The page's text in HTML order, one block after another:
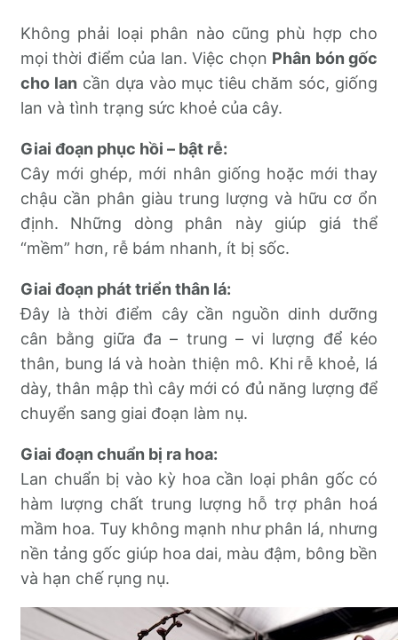
Không phải loại phân nào cũng phù hợp cho
mọi thời điểm của lan. Việc chọn Phân bón gốc
cho lan cần dựa vào mục tiêu chăm sóc, giống
lan và tình trạng sức khoẻ của cây.
Giai đoạn phục hồi – bật rễ:
Cây mới ghép, mới nhân giống hoặc mới thay
chậu cần phân giàu trung lượng và hữu cơ ổn
định. Những dòng phân này giúp giá thể
“mềm” hơn, rễ bám nhanh, ít bị sốc.
Giai đoạn phát triển thân lá:
Đây là thời điểm cây cần nguồn dinh dưỡng
cân bằng giữa đa – trung – vi lượng để kéo
thân, bung lá và hoàn thiện mô. Khi rễ khoẻ, lá
dày, thân mập thì cây mới có đủ năng lượng để
chuyển sang giai đoạn làm nụ.
Giai đoạn chuẩn bị ra hoa:
Lan chuẩn bị vào kỳ hoa cần loại phân gốc có
hàm lượng chất trung lượng hỗ trợ phân hoá
mầm hoa. Tuy không mạnh như phân lá, nhưng
nền tảng gốc giúp hoa dai, màu đậm, bông bền
và hạn chế rụng nụ.